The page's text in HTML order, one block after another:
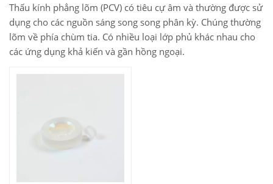
Thấu kính phẳng lõm (PCV) có tiêu cự âm và thường được sử
dụng cho các nguồn sáng song song phân kỳ. Chúng thường
lõm về phía chùm tia. Có nhiều loại lớp phủ khác nhau cho
các ứng dụng khả kiến ​​và gần hồng ngoại.